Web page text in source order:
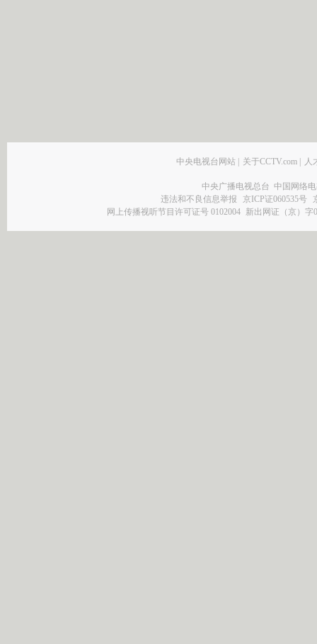
中央电视台网站 关于CCTV.com 人
中央广播电视总台 中国网络
违法和不良信息举报
京ICP证060535号
网上传播视听节目许可证号 0102004 新出网证（京）